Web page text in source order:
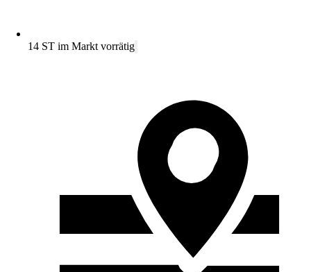
14 ST im Markt vorrätig